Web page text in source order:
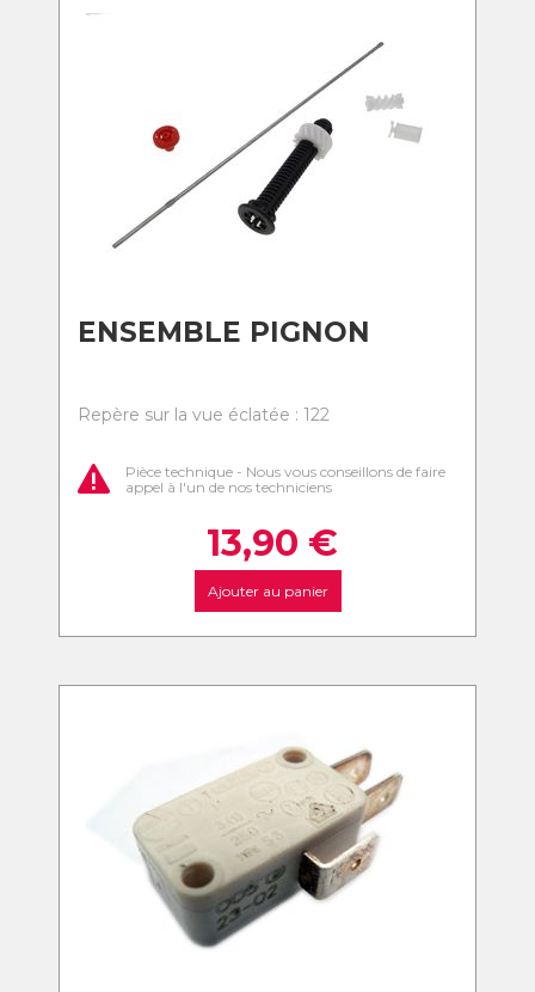
ENSEMBLE PIGNON
Repère sur la vue éclatée : 122
Pièce technique - Nous vous conseillons de faire
appel à l'un de nos techniciens
13,90 €
Ajouter au panier